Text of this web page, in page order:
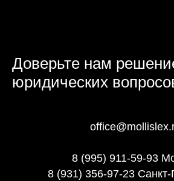
Доверьте нам
юридических
8 (995) 911-59-93
8 (931) 356-97-23 Санкт-